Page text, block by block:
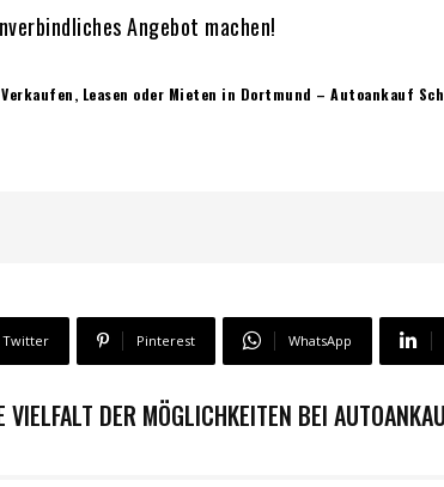
Angebot machen!
Leasen oder Mieten in Dortmund – Autoankauf
Twitter Pinterest WhatsApp
DER MÖGLICHKEITEN BEI